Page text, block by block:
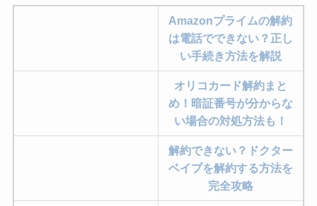
Amazonプライムの解約
は電話でできない？正し
い手続き方法を解説
オリコカード解約まと
め！暗証番号が分からな
い場合の対処方法も！
解約できない？ドクター
ベイプを解約する方法を
完全攻略